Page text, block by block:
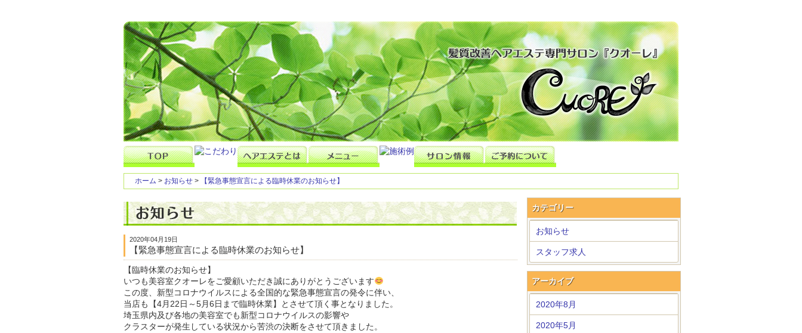
ホーム > お知らせ > 【緊急事態宣言による臨時休業のお知らせ】
2020年04月19日
【緊急事態宣言による臨時休業のお知らせ】
【臨時休業のお知らせ】
いつも美容室クオーレをご愛顧いただき誠にありがとうございます
この度、新型コロナウイルスによる全国的な緊急事態宣言の発令に伴い、
当店も【4月22日～5月6日まで臨時休業】とさせて頂く事となりました。
埼玉県内及び各地の美容室でも新型コロナウイルスの影響や
クラスターが発生している状況から苦渋の決断をさせて頂きました。
カテゴリー
お知らせ
スタッフ求人
アーカイブ
2020年8月
2020年5月